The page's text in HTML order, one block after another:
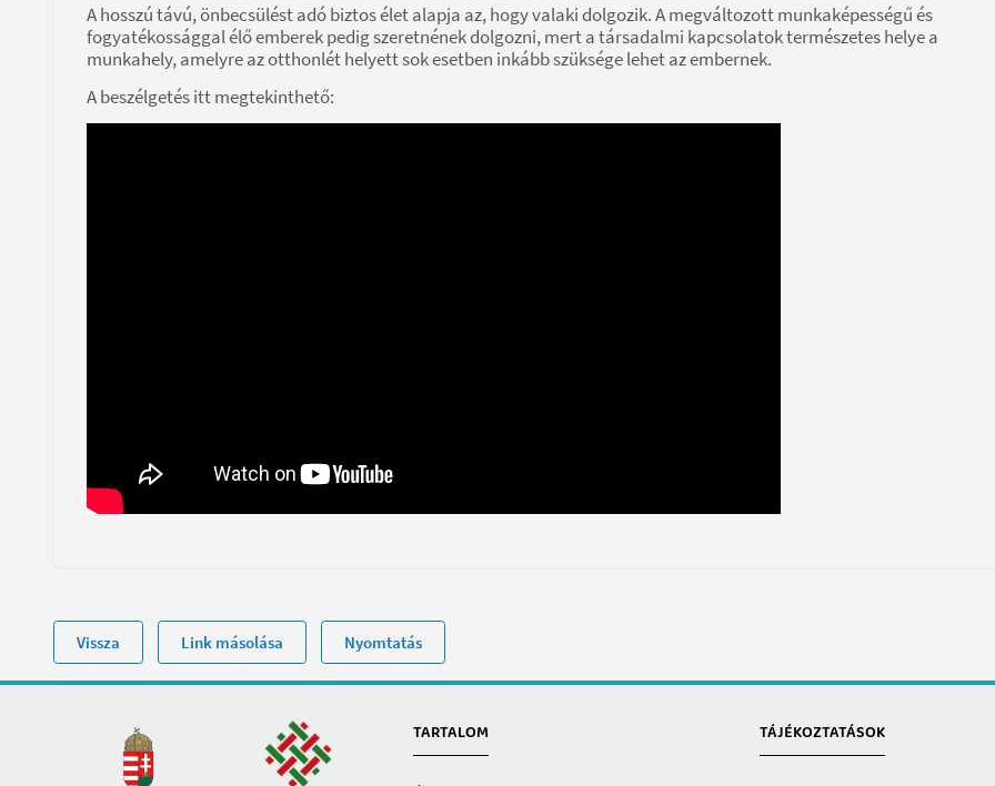
A hosszú távú, önbecsülést adó biztos élet alapja az, hogy valaki dolgozik. A megváltozott munkaképességű és
fogyatékossággal élő emberek pedig szeretnének dolgozni, mert a társadalmi kapcsolatok természetes helye a
munkahely, amelyre az otthonlét helyett sok esetben inkább szüksége lehet az embernek.
A beszélgetés itt megtekinthető:
Vissza Link másolása Nyomtatás
TARTALOM TÁJÉKOZTATÁSOK